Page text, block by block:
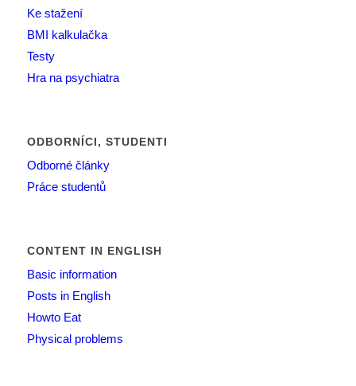
Ke stažení
BMI kalkulačka
Testy
Hra na psychiatra
ODBORNÍCI, STUDENTI
Odborné články
Práce studentů
CONTENT IN ENGLISH
Basic information
Posts in English
Howto Eat
Physical problems